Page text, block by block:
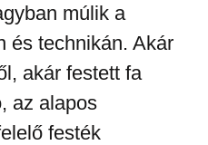
múlik a
és technikán. Akár
akár festett fa
az alapos
festék